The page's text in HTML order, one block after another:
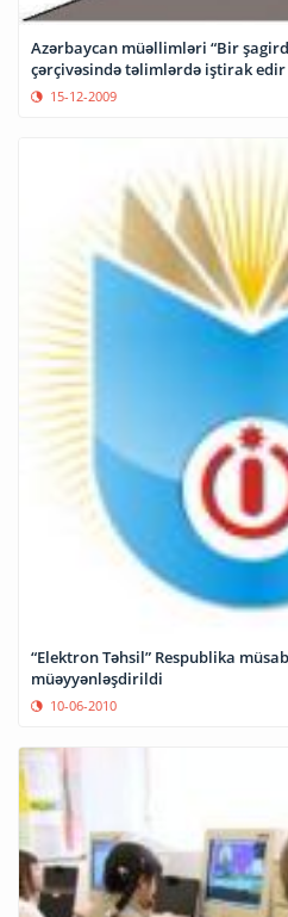
Azərbaycan müəllimləri “Bir şagird - bir kompüter” layihəsi
çərçivəsində təlimlərdə iştirak edir
15-12-2009
“Elektron Təhsil” Respublika
müəyyənləşdirildi
10-06-2010